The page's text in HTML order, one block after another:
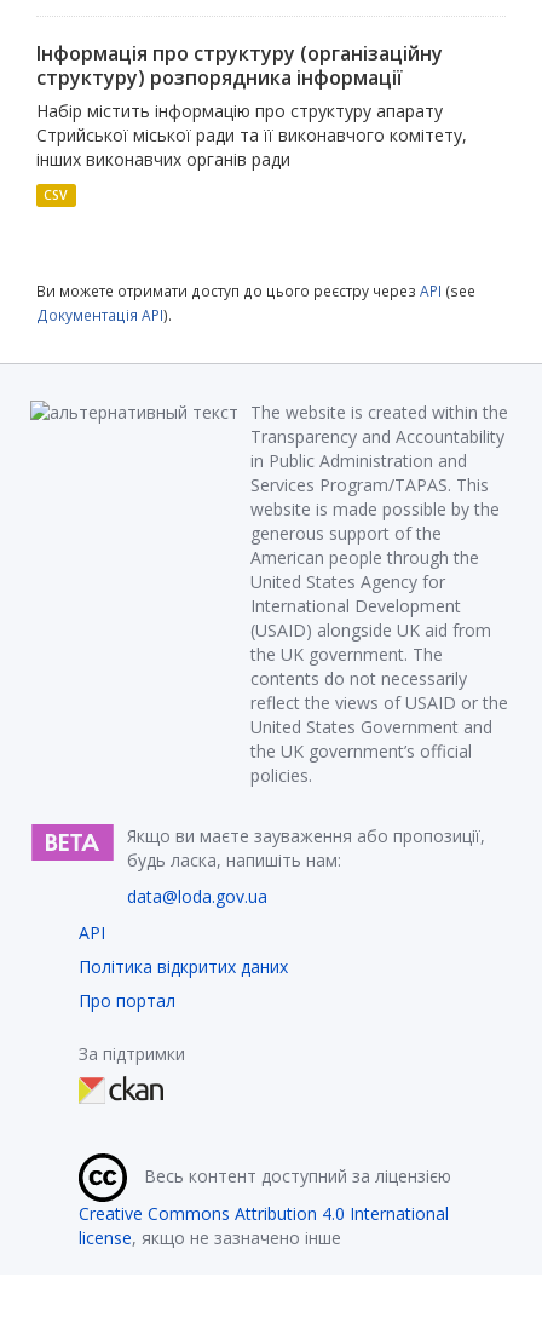
Інформація про структуру (організаційну
структуру) розпорядника інформації
Набір містить інформацію про структуру апарату
Стрийської міської ради та її виконавчого комітету,
інших виконавчих органів ради
CSV
Ви можете отримати доступ до цього реєстру через API (see
Документація API).
The website is created within the
Transparency and Accountability
in Public Administration and
Services Program/TAPAS. This
website is made possible by the
generous support of the
American people through the
United States Agency for
International Development
(USAID) alongside UK aid from
the UK government. The
contents do not necessarily
reflect the views of USAID or the
United States Government and
the UK government’s official
policies.
Якщо ви маєте зауваження або пропозиції,
будь ласка, напишіть нам:
data@loda.gov.ua
API
Політика відкритих даних
Про портал
За підтримки
Весь контент доступний за ліцензією
Creative Commons Attribution 4.0 International
license, якщо не зазначено інше